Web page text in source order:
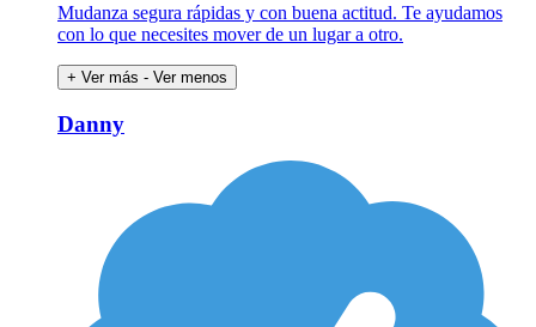
Mudanza segura rápidas y con buena actitud. Te ayudamos
con lo que necesites mover de un lugar a otro.
+ Ver más - Ver menos
Danny